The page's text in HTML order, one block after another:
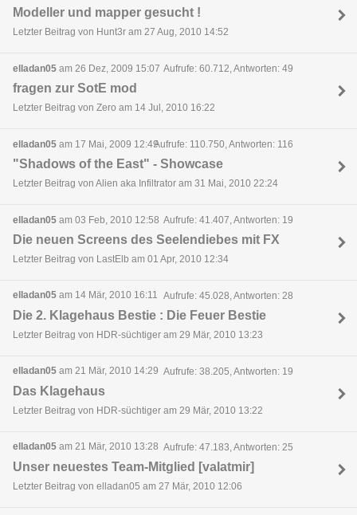
Modeller und mapper gesucht !
Letzter Beitrag von Hunt3r am 27 Aug, 2010 14:52
elladan05 am 26 Dez, 2009 15:07 Aufrufe: 60.712, Antworten: 49
fragen zur SotE mod
Letzter Beitrag von Zero am 14 Jul, 2010 16:22
elladan05 am 17 Mai, 2009 12:49Aufrufe: 110.750, Antworten: 116
"Shadows of the East" - Showcase
Letzter Beitrag von Alien aka Infiltrator am 31 Mai, 2010 22:24
elladan05 am 03 Feb, 2010 12:58 Aufrufe: 41.407, Antworten: 19
Die neuen Screens des Seelendiebes mit FX
Letzter Beitrag von LastElb am 01 Apr, 2010 12:34
elladan05 am 14 Mär, 2010 16:11 Aufrufe: 45.028, Antworten: 28
Die 2. Klagehaus Bestie : Die Feuer Bestie
Letzter Beitrag von HDR-süchtiger am 29 Mär, 2010 13:23
elladan05 am 21 Mär, 2010 14:29 Aufrufe: 38.205, Antworten: 19
Das Klagehaus
Letzter Beitrag von HDR-süchtiger am 29 Mär, 2010 13:22
elladan05 am 21 Mär, 2010 13:28 Aufrufe: 47.183, Antworten: 25
Unser neuestes Team-Mitglied [valatmir]
Letzter Beitrag von elladan05 am 27 Mär, 2010 12:06